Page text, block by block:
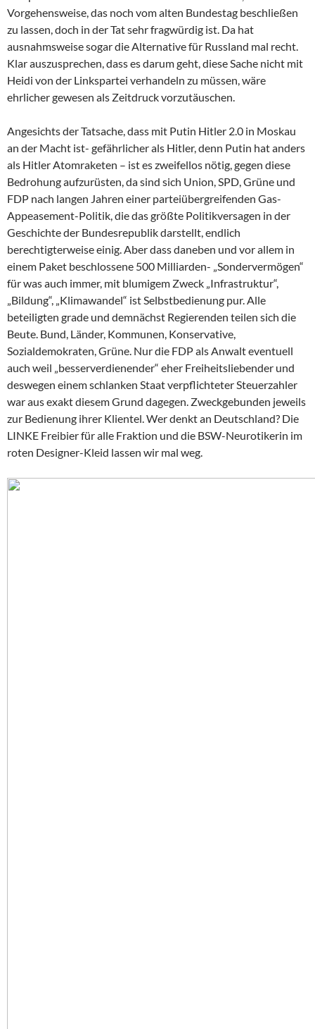
Vorgehensweise, das noch vom alten Bundestag beschließen
zu lassen, doch in der Tat sehr fragwürdig ist. Da hat
ausnahmsweise sogar die Alternative für Russland mal recht.
Klar auszusprechen, dass es darum geht, diese Sache nicht mit
Heidi von der Linkspartei verhandeln zu müssen, wäre
ehrlicher gewesen als Zeitdruck vorzutäuschen.
Angesichts der Tatsache, dass mit Putin Hitler 2.0 in Moskau
an der Macht ist- gefährlicher als Hitler, denn Putin hat anders
als Hitler Atomraketen – ist es zweifellos nötig, gegen diese
Bedrohung aufzurüsten, da sind sich Union, SPD, Grüne und
FDP nach langen Jahren einer parteiübergreifenden Gas-
Appeasement-Politik, die das größte Politikversagen in der
Geschichte der Bundesrepublik darstellt, endlich
berechtigterweise einig. Aber dass daneben und vor allem in
einem Paket beschlossene 500 Milliarden- „Sondervermögen“
für was auch immer, mit blumigem Zweck „Infrastruktur“,
„Bildung“, „Klimawandel“ ist Selbstbedienung pur. Alle
beteiligten grade und demnächst Regierenden teilen sich die
Beute. Bund, Länder, Kommunen, Konservative,
Sozialdemokraten, Grüne. Nur die FDP als Anwalt eventuell
auch weil „besserverdienender“ eher Freiheitsliebender und
deswegen einem schlanken Staat verpflichteter Steuerzahler
war aus exakt diesem Grund dagegen. Zweckgebunden jeweils
zur Bedienung ihrer Klientel. Wer denkt an Deutschland? Die
LINKE Freibier für alle Fraktion und die BSW-Neurotikerin im
roten Designer-Kleid lassen wir mal weg.